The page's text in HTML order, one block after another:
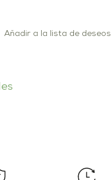
Añadir a la lista de deseos